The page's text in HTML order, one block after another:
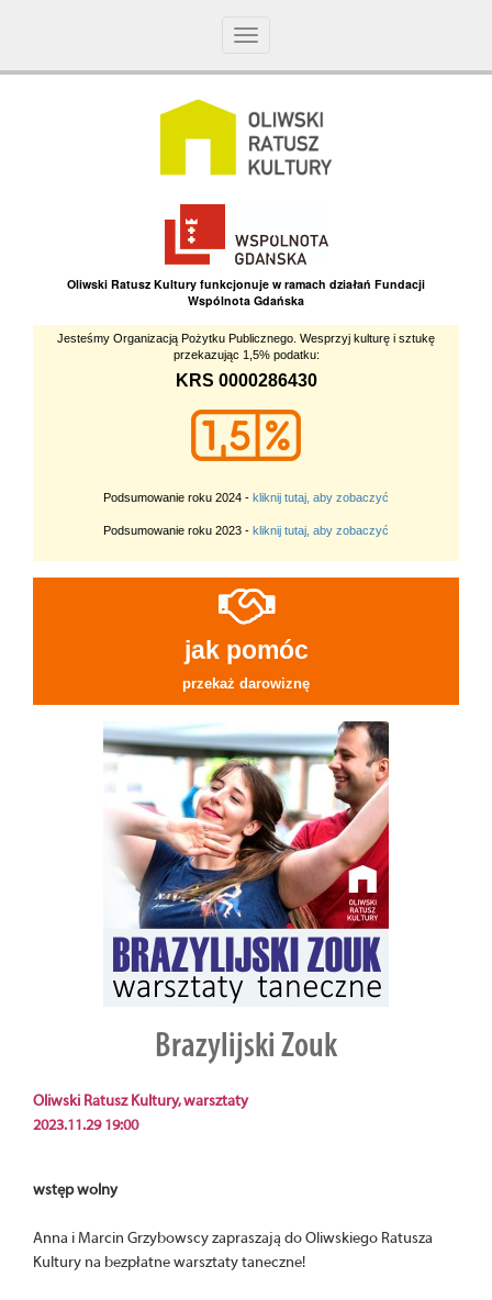
Toggle
Oliwski Ratusz Kultury funkcjonuje w ramach działań Fundacji
Wspólnota Gdańska
Jesteśmy Organizacją Pożytku Publicznego. Wesprzyj kulturę i sztukę
przekazując 1,5% podatku:
KRS 0000286430
Podsumowanie roku 2024 - kliknij tutaj, aby zobaczyć
Podsumowanie roku 2023 - kliknij tutaj, aby zobaczyć
jak pomóc
przekaż darowiznę
Brazylijski Zouk
Oliwski Ratusz Kultury, warsztaty
2023.11.29 19:00
wstęp wolny
Anna i Marcin Grzybowscy zapraszają do Oliwskiego Ratusza
Kultury na bezpłatne warsztaty taneczne!